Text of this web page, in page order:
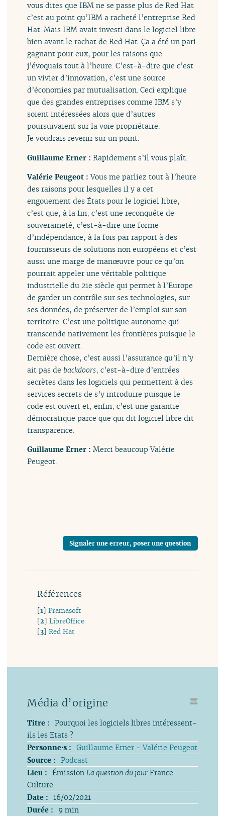
vous dites que IBM ne se passe plus de Red Hat
c’est au point qu’IBM a racheté l’entreprise Red
Hat. Mais IBM avait investi dans le logiciel libre
bien avant le rachat de Red Hat. Ça a été un pari
gagnant pour eux, pour les raisons que
j’évoquais tout à l’heure. C’est-à-dire que c’est
un vivier d’innovation, c’est une source
d’économies par mutualisation. Ceci explique
que des grandes entreprises comme IBM s’y
soient intéressées alors que d’autres
poursuivaient sur la voie propriétaire.
Je voudrais revenir sur un point.
Guillaume Erner :Rapidement s’il vous plaît.
Valérie Peugeot :Vous me parliez tout à l’heure
des raisons pour lesquelles il y a cet
engouement des États pour le logiciel libre,
c’est que, à la fin, c’est une reconquête de
souveraineté, c’est-à-dire une forme
d’indépendance, à la fois par rapport à des
fournisseurs de solutions non européens et c’est
aussi une marge de manœuvre pour ce qu’on
pourrait appeler une véritable politique
industrielle du 21e siècle qui permet à l’Europe
de garder un contrôle sur ses technologies, sur
ses données, de préserver de l’emploi sur son
territoire. C’est une politique autonome qui
transcende nativement les frontières puisque le
code est ouvert.
Dernière chose, c’est aussi l’assurance qu’il n’y
ait pas de backdoors, c’est-à-dire d’entrées
secrètes dans les logiciels qui permettent à des
services secrets de s’y introduire puisque le
code est ouvert et, enfin, c’est une garantie
démocratique parce que qui dit logiciel libre dit
transparence.
Guillaume Erner :Merci beaucoup Valérie
Peugeot.
Signaler une erreur, poser une question
Références
[1]Framasoft
[2]LibreOffice
[3]Red Hat
Média d’origine
Titre : Pourquoi les logiciels libres intéressent-
ils les Etats ?
Personne⋅s : Guillaume Erner - Valérie Peugeot
Source : Podcast
Lieu : Émission La question du jour France
Culture
Date : 16/02/2021
Durée :
9 min